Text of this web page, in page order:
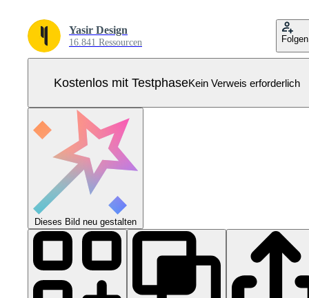
Yasir Design
16.841 Ressourcen Folgen
Kostenlos mit TestphaseKein Verweis erforderlich
Dieses Bild neu gestalten